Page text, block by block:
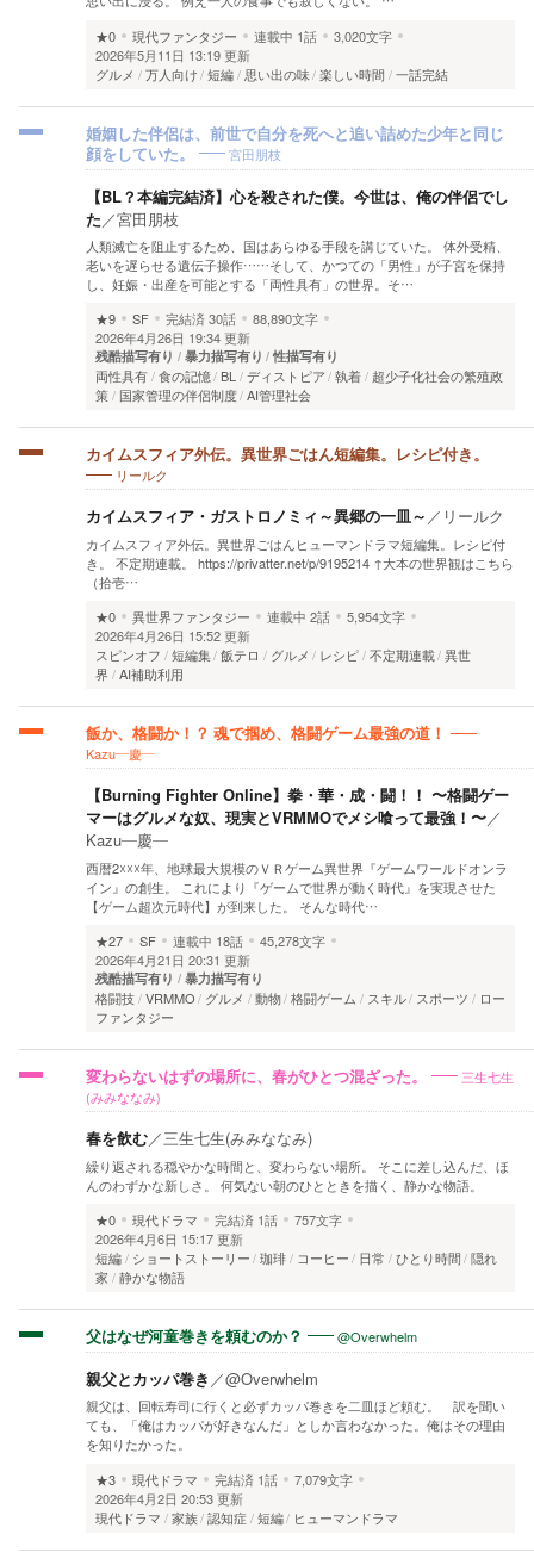
★0
現代ファンタジー 連載中 1話
3,020文字
2026年5月11日 13:19 更新
グルメ
万人向け 短編 思い出の味 楽しい時間 一話完結
婚姻した伴侶は、前世で自分を死へと追い詰めた少年と同じ
顔をしていた。
宮田朋枝
【BL？本編完結済】心を殺された僕。今世は、俺の伴侶でし
た ／宮田朋枝
人類滅亡を阻止するため、国はあらゆる手段を講じていた。 体外受精、
老いを遅らせる遺伝子操作……そして、かつての「男性」が子宮を保持
し、妊娠・出産を可能とする「両性具有」の世界。そ…
★9
SF 完結済30話
88,890文字
2026年4月26日 19:34 更新
残酷描写有り 暴力描写有り 性描写有り
両性具有 食の記憶 BL ディストピア 執着
超少子化社会の繁殖政
策
国家管理の伴侶制度 AI管理社会
カイムスフィア外伝。異世界ごはん短編集。レシピ付き。
リールク
カイムスフィア・ガストロノミィ～異郷の一皿～ ／ リールク
カイムスフィア外伝。異世界ごはんヒューマンドラマ短編集。レシピ付
き。 不定期連載。 https://privatter.net/p/9195214 ↑大本の世界観はこちら
（拾壱…
★0
異世界ファンタジー 連載中 2話
5,954文字
2026年4月26日 15:52 更新
スピンオフ
短編集 飯テロ グルメ レシピ 不定期連載 異世
界
AI補助利用
飯か、格闘か！？ 魂で掴め、格闘ゲーム最強の道！
Kazu―慶―
【Burning Fighter Online】拳・華・成・闘！！ 〜格闘ゲー
マーはグルメな奴、現実とVRMMOでメシ喰って最強！〜／
Kazu―慶―
西暦2☓☓☓年、地球最大規模のＶＲゲーム異世界『ゲームワールドオンラ
イン』の創生。 これにより『ゲームで世界が動く時代』を実現させた
【ゲーム超次元時代】が到来した。 そんな時代…
★27
SF 連載中 18話
45,278文字
2026年4月21日 20:31 更新
残酷描写有り 暴力描写有り
格闘技 VRMMO グルメ 動物 格闘ゲーム スキル スポーツ
ロー
ファンタジー
変わらないはずの場所に、春がひとつ混ざった。
三生七生
(みみななみ)
春を飲む／三生七生(みみななみ)
繰り返される穏やかな時間と、変わらない場所。 そこに差し込んだ、ほ
んのわずかな新しさ。 何気ない朝のひとときを描く、静かな物語。
★0
現代ドラマ 完結済 1話
757文字
2026年4月6日 15:17 更新
短編
ショートストーリー 珈琲 コーヒー 日常 ひとり時間 隠れ
家
静かな物語
父はなぜ河童巻きを頼むのか？ @Overwhelm
親父とカッパ巻き ／@Overwhelm
親父は、回転寿司に行くと必ずカッパ巻きを二皿ほど頼む。 訳を聞い
ても、「俺はカッパが好きなんだ」としか言わなかった。俺はその理由
を知りたかった。
★3
現代ドラマ 完結済 1話
7,079文字
2026年4月2日 20:53 更新
現代ドラマ
家族 認知症 短編 ヒューマンドラマ